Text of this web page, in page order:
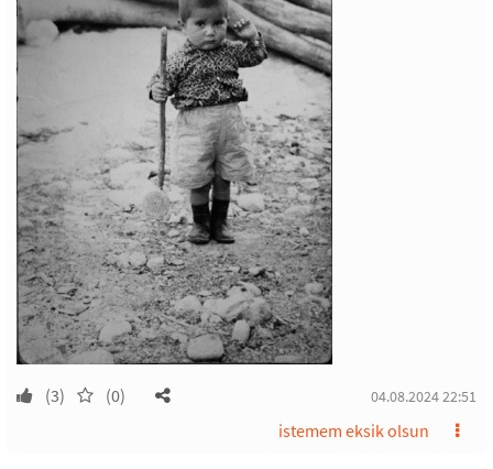
(3) (0) 04.08.2024 22:51
istemem eksik olsun